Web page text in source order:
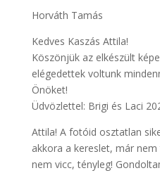
Horváth Tamás
Kedves Kaszás Attila!
Köszönjük az elkészült
elégedettek voltunk
Önöket!
Üdvözlettel: Brigi és Laci
Attila! A fotóid osztatlan
akkora a kereslet, már
nem vicc, tényleg!